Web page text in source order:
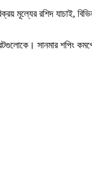
মূল্যের রশিদ যাচাই,
সানমার শপিং